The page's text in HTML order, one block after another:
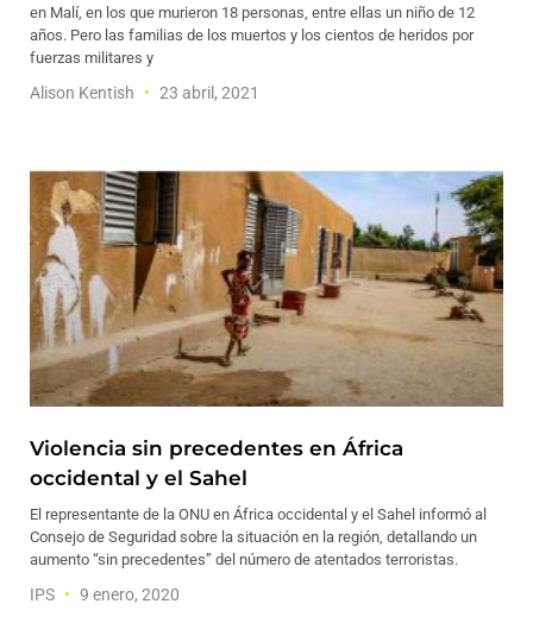
en Malí, en los que murieron 18 personas, entre ellas un niño de 12
años. Pero las familias de los muertos y los cientos de heridos por
fuerzas militares y
Alison Kentish 23 abril, 2021
Violencia sin precedentes en África
occidental y el Sahel
El representante de la ONU en África occidental y el Sahel informó al
Consejo de Seguridad sobre la situación en la región, detallando un
aumento “sin precedentes” del número de atentados terroristas.
IPS 9 enero, 2020